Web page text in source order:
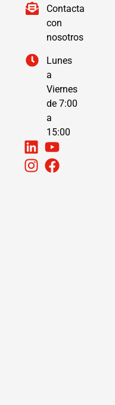
Contacta
con
nosotros
Lunes
a
Viernes
de 7:00
a
15:00